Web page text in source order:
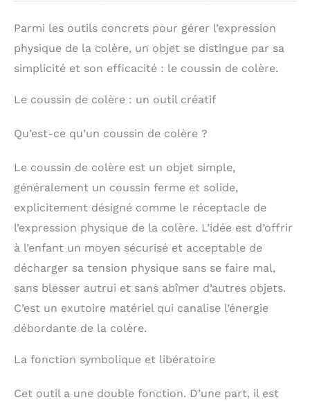
Parmi les outils concrets pour gérer l’expression
physique de la colère, un objet se distingue par sa
simplicité et son efficacité : le coussin de colère.
Le coussin de colère : un outil créatif
Qu’est-ce qu’un coussin de colère ?
Le coussin de colère est un objet simple,
généralement un coussin ferme et solide,
explicitement désigné comme le réceptacle de
l’expression physique de la colère. L’idée est d’offrir
à l’enfant un moyen sécurisé et acceptable de
décharger sa tension physique sans se faire mal,
sans blesser autrui et sans abîmer d’autres objets.
C’est un exutoire matériel qui canalise l’énergie
débordante de la colère.
La fonction symbolique et libératoire
Cet outil a une double fonction. D’une part, il est